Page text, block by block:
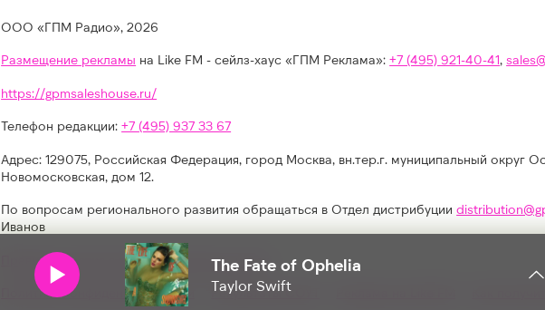
The Fate of Ophelia
Taylor Swift
ООО «ГПМ Радио», 2026
Размещение рекламы на Like FM - сейлз-хаус «ГПМ Реклама»:+7 (495) 921-40-41,
https://gpmsaleshouse.ru/
Телефон редакции:+7 (495) 937 33 67
Адрес: 129075, Российская Федерация, город Москва, вн.тер.г. муниципальный округ
Новомосковская, дом 12.
По вопросам регионального развития обращаться в Отдел дистрибуции
Иванов
Правила участия в акциях, конкурсах, играх
Политика конфиденциальности Результаты СОУТ